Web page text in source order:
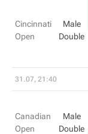
Cincinnati
Open
Male
Double
31.07, 21:40
Canadian
Open
Male
Double